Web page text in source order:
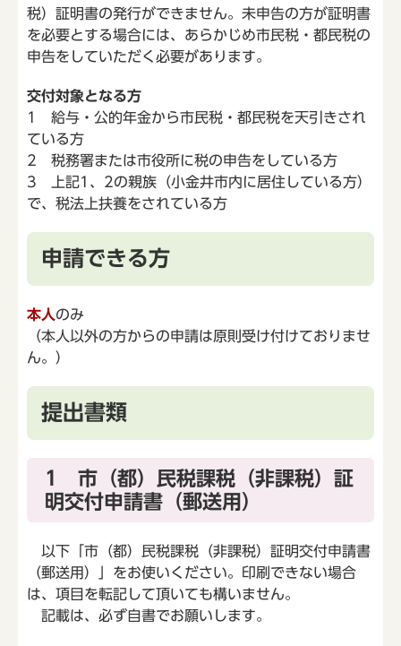
税）証明書の発行ができません。未申告の方が証明書
を必要とする場合には、あらかじめ市民税・都民税の
申告をしていただく必要があります。
交付対象となる方
1 給与・公的年金から市民税・都民税を天引きされ
ている方
2 税務署または市役所に税の申告をしている方
3 上記1、2の親族（小金井市内に居住している方）
で、税法上扶養をされている方
申請できる方
本人 のみ
（本人以外の方からの申請は原則受け付けておりませ
ん。）
提出書類
1 市（都）民税課税（非課税）証
明交付申請書（郵送用）
以下「市（都）民税課税（非課税）証明交付申請書
（郵送用）」をお使いください。印刷できない場合
は、項目を転記して頂いても構いません。
記載は、必ず自書でお願いします。